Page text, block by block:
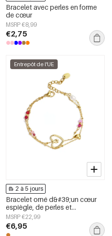
Bracelet avec perles en forme
de cœur
MSRP €8,99
€2,75
Entrepôt de l'UE
2 à 5 jours
Bracelet orné d&#39;un cœur
espiègle, de perles et
d&#39;une perle
MSRP €22,99
€6,95